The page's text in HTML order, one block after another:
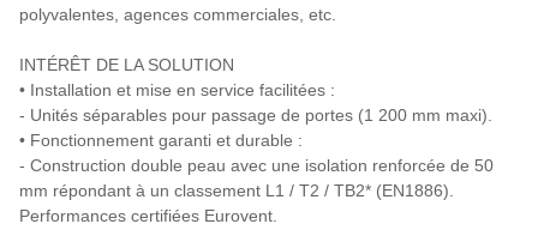
polyvalentes, agences commerciales, etc.
INTÉRÊT DE LA SOLUTION
• Installation et mise en service facilitées :
- Unités séparables pour passage de portes (1 200 mm maxi).
• Fonctionnement garanti et durable :
- Construction double peau avec une isolation renforcée de 50
mm répondant à un classement L1 / T2 / TB2* (EN1886).
Performances certifiées Eurovent.